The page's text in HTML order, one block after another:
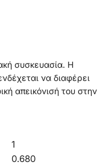
συσκευασία. Η
να διαφέρει
απεικόνισή του στην
1
0.680